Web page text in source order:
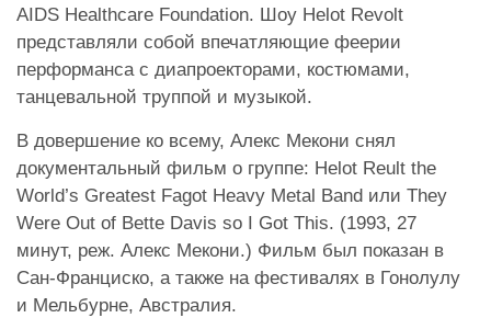
AIDS Healthcare Foundation. Шоу Helot Revolt
представляли собой впечатляющие феерии
перформанса с диапроекторами, костюмами,
танцевальной труппой и музыкой.
В довершение ко всему, Алекс Мекони снял
документальный фильм о группе: Helot Reult the
World’s Greatest Fagot Heavy Metal Band или They
Were Out of Bette Davis so I Got This. (1993, 27
минут, реж. Алекс Мекони.) Фильм был показан в
Сан-Франциско, а также на фестивалях в Гонолулу
и Мельбурне, Австралия.